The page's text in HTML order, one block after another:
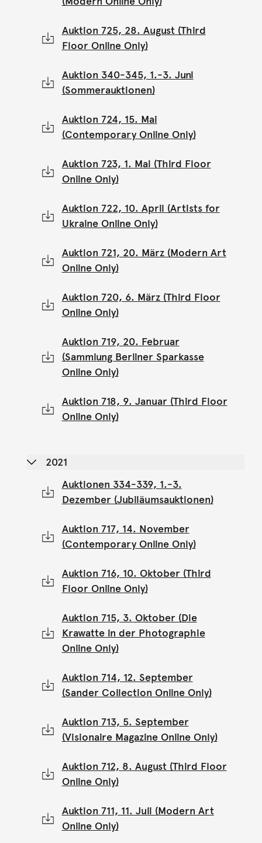
Auktion 725, 28. August (Third
Floor Online Only)
Auktion 340-345, 1.-3. Juni
(Sommerauktionen)
Auktion 724, 15. Mai
(Contemporary Online Only)
Auktion 723, 1. Mai (Third Floor
Online Only)
Auktion 722, 10. April (Artists for
Ukraine Online Only)
Auktion 721, 20. März (Modern Art
Online Only)
Auktion 720, 6. März (Third Floor
Online Only)
Auktion 719, 20. Februar
(Sammlung Berliner Sparkasse
Online Only)
Auktion 718, 9. Januar (Third Floor
Online Only)
2021
Auktionen 334-339, 1.-3.
Dezember (Jubiläumsauktionen)
Auktion 717, 14. November
(Contemporary Online Only)
Auktion 716, 10. Oktober (Third
Floor Online Only)
Auktion 715, 3. Oktober (Die
Krawatte in der Photographie
Online Only)
Auktion 714, 12. September
(Sander Collection Online Only)
Auktion 713, 5. September
(Visionaire Magazine Online Only)
Auktion 712, 8. August (Third Floor
Online Only)
Auktion 711, 11. Juli (Modern Art
Online Only)